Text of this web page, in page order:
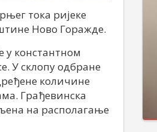
тока ријеке
Ново Горажде.
у константном
У склопу одбране
количине
Грађевинска
на располагање